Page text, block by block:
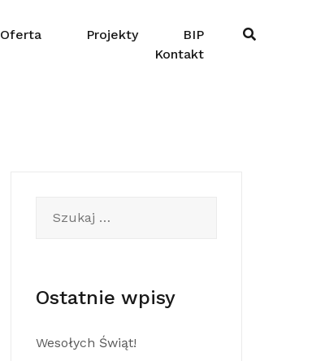
Oferta Projekty
BIP
Kontakt
Ostatnie wpisy
Wesołych Świąt!